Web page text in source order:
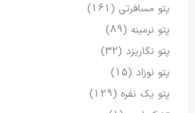
پتو مسافرتی (161)
پتو نرمینه (89)
پتو نگاریزد (32)
پتو نوزاد (15)
پتو یک نفره (129)